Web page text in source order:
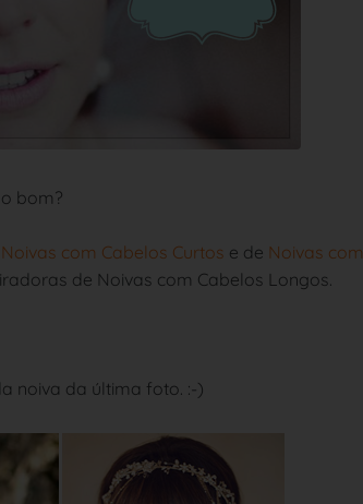
bom?
Noivas com Cabelos Curtos e de Noivas com
de Noivas com Cabelos Longos.
noiva da última foto. :-)